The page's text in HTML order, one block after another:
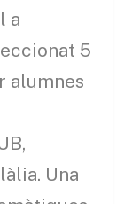
a
5
alumnes
Una